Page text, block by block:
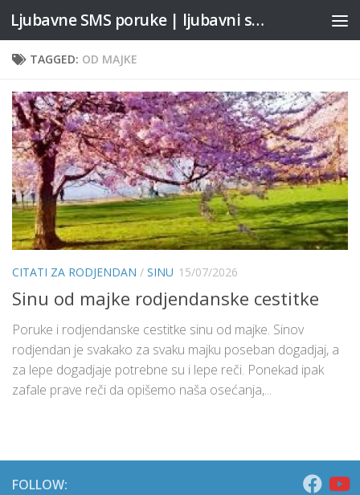
Skip to content Ljubavne SMS poruke | ljubavni stihovi
TAGGED: OD MAJKE
CITATI ZA RODJENDAN / SINU 15/07/2026
Sinu od majke rodjendanske cestitke
Poruke i rodjendanske cestitke sinu od majke. Sinov
rodjendan je svakako za svaku majku poseban dogadjaj, a
za lepe dogadjaje potrebne su i lepe reči. Ponekad ipak
zafale prave reči da opišemo naša osećanja,...
FOLLOW: